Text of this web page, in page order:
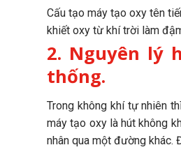
Cấu tạo máy tạo oxy tên
khiết oxy từ khí trời làm
2. Nguyên lý
thống.
Trong không khí tự nhiên
máy tạo oxy là hút không
nhân qua một đường